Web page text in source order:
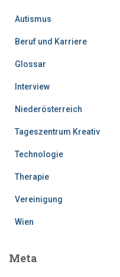
Autismus
Beruf und Karriere
Glossar
Interview
Niederösterreich
Tageszentrum Kreativ
Technologie
Therapie
Vereinigung
Wien
Meta